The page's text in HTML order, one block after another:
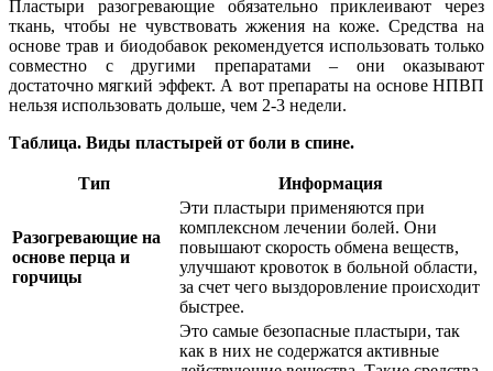
Пластыри разогревающие обязательно приклеивают через
ткань, чтобы не чувствовать жжения на коже. Средства на
основе трав и биодобавок рекомендуется использовать только
совместно с другими препаратами – они оказывают
достаточно мягкий эффект. А вот препараты на основе НПВП
нельзя использовать дольше, чем 2-3 недели.
Таблица. Виды пластырей от боли в спине.
Тип Информация
Разогревающие на
основе перца и
горчицы
Эти пластыри применяются при
комплексном лечении болей. Они
повышают скорость обмена веществ,
улучшают кровоток в больной области,
за счет чего выздоровление происходит
быстрее.
Это самые безопасные пластыри, так
как в них не содержатся активные